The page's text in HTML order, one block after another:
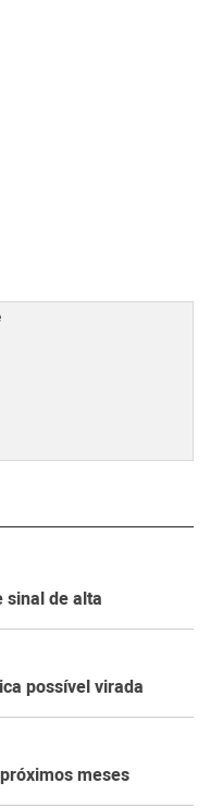
sinal de alta
possível virada
meses